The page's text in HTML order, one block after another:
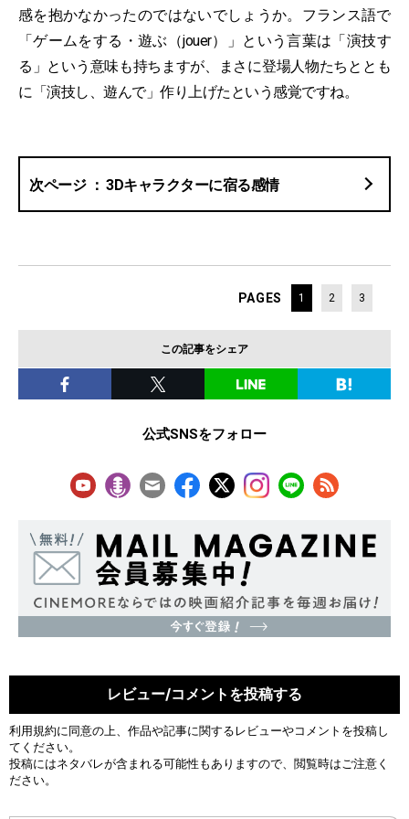
感を抱かなかったのではないでしょうか。フランス語で
「ゲームをする・遊ぶ（jouer）」という言葉は「演技す
る」という意味も持ちますが、まさに登場人物たちととも
に「演技し、遊んで」作り上げたという感覚ですね。
3Dキャラクターに宿る感情
PAGES 1 2 3
この記事をシェア
公式SNSをフォロー
レビュー/コメントを投稿する
利用規約に同意の上、作品や記事に関するレビューやコメントを投稿し
てください。
投稿にはネタバレが含まれる可能性もありますので、閲覧時はご注意く
ださい。